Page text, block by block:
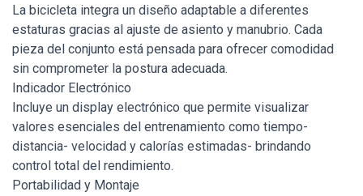
La bicicleta integra un diseño adaptable a diferentes
estaturas gracias al ajuste de asiento y manubrio. Cada
pieza del conjunto está pensada para ofrecer comodidad
sin comprometer la postura adecuada.
Indicador Electrónico
Incluye un display electrónico que permite visualizar
valores esenciales del entrenamiento como tiempo-
distancia- velocidad y calorías estimadas- brindando
control total del rendimiento.
Portabilidad y Montaje